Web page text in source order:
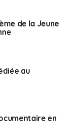
de la Jeune
au
en